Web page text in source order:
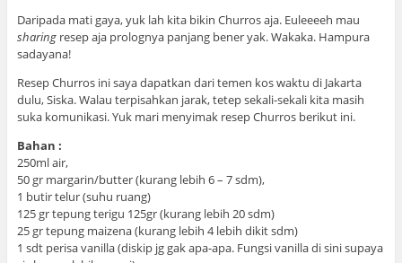
Daripada mati gaya, yuk lah kita bikin Churros aja. Euleeeeh mau
sharingresep aja prolognya panjang bener yak. Wakaka. Hampura
sadayana!
Resep Churros ini saya dapatkan dari temen kos waktu di Jakarta
dulu, Siska. Walau terpisahkan jarak, tetep sekali-sekali kita masih
suka komunikasi. Yuk mari menyimak resep Churros berikut ini.
Bahan :
250ml air,
50 gr margarin/butter (kurang lebih 6 – 7 sdm),
1 butir telur (suhu ruang)
125 gr tepung terigu 125gr (kurang lebih 20 sdm)
25 gr tepung maizena (kurang lebih 4 lebih dikit sdm)
1 sdt perisa vanilla (diskip jg gak apa-apa. Fungsi vanilla di sini supaya